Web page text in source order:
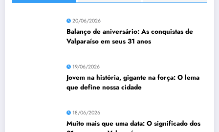
20/06/2026
Balanço de aniversário: As conquistas de
Valparaíso em seus 31 anos
19/06/2026
Jovem na história, gigante na força: O lema
que define nossa cidade
18/06/2026
Muito mais que uma data: O significado dos